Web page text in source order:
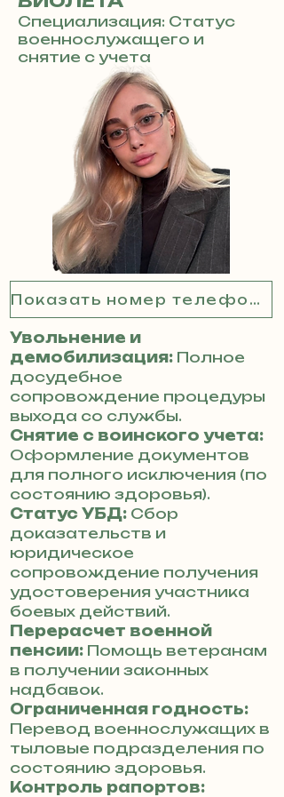
Специализация: Статус
военнослужащего и
снятие с учета
Показать номер телефона
Увольнение и
демобилизация: Полное
досудебное
сопровождение процедуры
выхода со службы.
Снятие с воинского учета:
Оформление документов
для полного исключения (по
состоянию здоровья).
Статус УБД: Сбор
доказательств и
юридическое
сопровождение получения
удостоверения участника
боевых действий.
Перерасчет военной
пенсии: Помощь ветеранам
в получении законных
надбавок.
Ограниченная годность:
Перевод военнослужащих в
тыловые подразделения по
состоянию здоровья.
Контроль рапортов: